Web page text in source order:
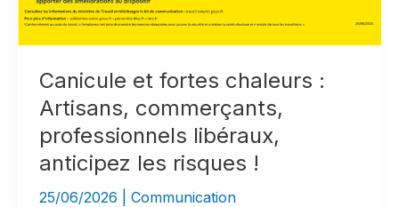
Créer
Canicule et fortes chaleurs :
Artisans, commerçants,
professionnels libéraux,
anticipez les risques !
25/06/2026 Communication